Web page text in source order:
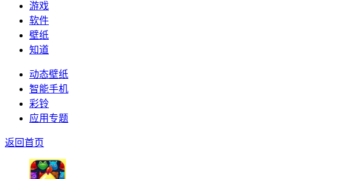
游戏
软件
壁纸
知道
动态壁纸
智能手机
彩铃
应用专题
返回首页